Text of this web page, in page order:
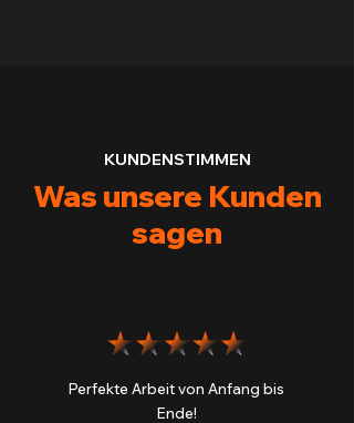
KUNDENSTIMMEN
Was unsere Kunden
sagen
Perfekte Arbeit von Anfang bis
Ende!